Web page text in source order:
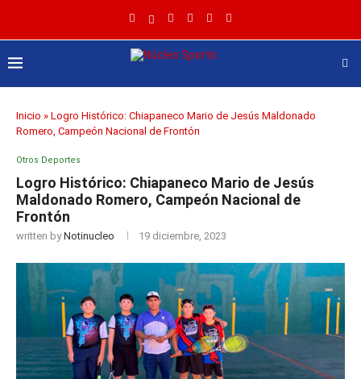
Inicio » Logro Histórico: Chiapaneco Mario de Jesús Maldonado
Romero, Campeón Nacional de Frontón
Otros Deportes
Logro Histórico: Chiapaneco Mario de Jesús
Maldonado Romero, Campeón Nacional de
Frontón
written byNotinucleo 19 diciembre, 2023